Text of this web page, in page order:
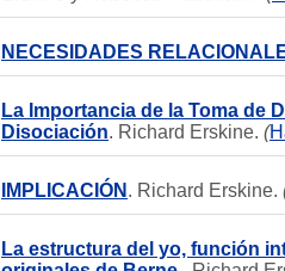
NECESIDADES
La Importancia de la Toma de
Disociación. Richard Erskine. (
IMPLICACIÓN . Richard Erskine.
La estructura del yo, función